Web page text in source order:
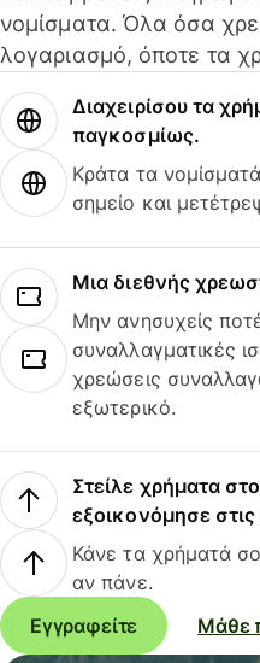
νομίσματα. Όλα όσα
λογαριασμό, όποτε τα
Διαχειρίσου τα
παγκοσμίως.
Κράτα τα
σημείο και
Μια διεθνής
Μην ανησυχείς
συναλλαγματικές
χρεώσεις
εξωτερικό.
Στείλε χρήματα
εξοικονόμησε
Κάνε τα χρήματά
αν πάνε.
Εγγραφείτε
Μάθε